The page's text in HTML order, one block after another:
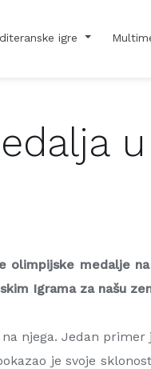
igre
olimpijske medalje
Igrama za našu
njega. Jedan primer
je svoje